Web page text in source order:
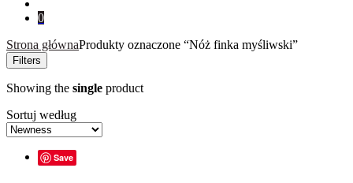
0
Strona głównaProdukty oznaczone “Nóż finka myśliwski”
Filters
Showing the single product
Sortuj według
Save